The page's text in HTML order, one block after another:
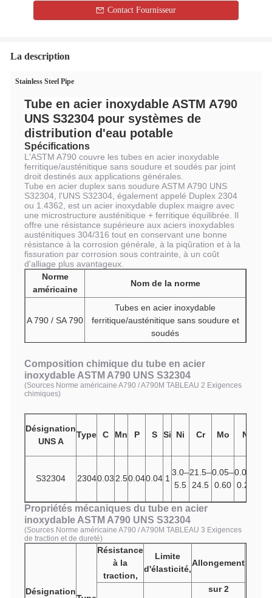
Contact Fournisseur
La description
Stainless Steel Pipe
Tube en acier inoxydable ASTM A790
UNS S32304 pour systèmes de
distribution d'eau potable
Spécifications
L'ASTM A790 couvre les tubes en acier inoxydable
ferritique/austénitique sans soudure et soudés par joint
droit destinés aux applications générales.
Tube en acier duplex sans soudure ASTM A790 UNS
S32304, l'UNS S32304, également appelé Duplex 2304
ou 1.4362, est un acier inoxydable duplex maigre avec
une microstructure austénitique + ferritique équilibrée. Il
offre une résistance supérieure aux aciers inoxydables
austénitiques 304/316 tout en conservant une bonne
résistance à la corrosion générale, à la piqûration et à la
fissuration par corrosion sous contrainte, à un coût
d'alliage plus avantageux.
Norme
américaine
Nom de la norme
A 790 / SA 790
Tubes en acier inoxydable
ferritique/austénitique sans soudure et
soudés
Composition chimique du tube en acier
inoxydable ASTM A790 UNS S32304
(Sources Norme américaine A790 / A790M TABLEAU 2 Exigences
chimiques)
Désignation
UNS A
Type C Mn P S Si Ni Cr Mo N
S32304 23040.03 2.50.040.04 1
3.0–
5.5
21.5–
24.5
0.05–
0.60
0.05–
0.20
Propriétés mécaniques du tube en acier
inoxydable ASTM A790 UNS S32304
(Sources Norme américaine A790 / A790M TABLEAU 3 Exigences
de traction et de dureté)
Désignation
Résistance
à la
traction,
Limite
d'élasticité,
Allongement
sur 2